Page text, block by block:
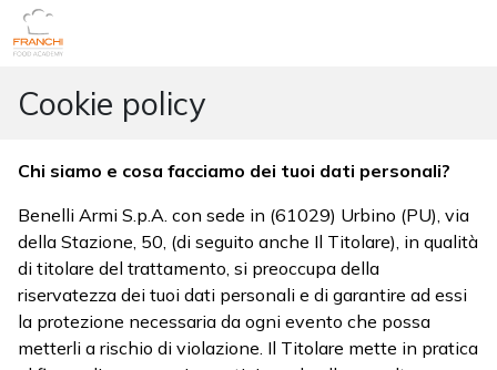
Cookie policy
Chi siamo e cosa facciamo dei tuoi dati personali?
Benelli Armi S.p.A. con sede in (61029) Urbino (PU), via
della Stazione, 50, (di seguito anche Il Titolare), in qualità
di titolare del trattamento, si preoccupa della
riservatezza dei tuoi dati personali e di garantire ad essi
la protezione necessaria da ogni evento che possa
metterli a rischio di violazione. Il Titolare mette in pratica